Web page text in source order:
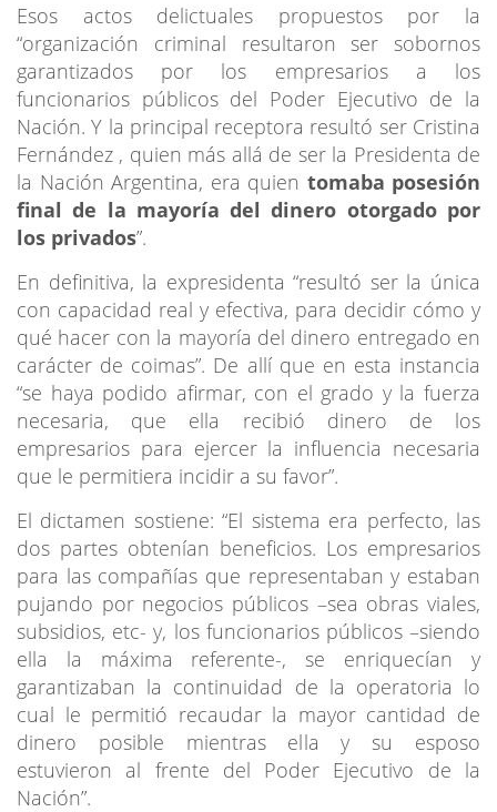
Esos actos delictuales propuestos por la
“organización criminal resultaron ser sobornos
garantizados por los empresarios a los
funcionarios públicos del Poder Ejecutivo de la
Nación. Y la principal receptora resultó ser Cristina
Fernández , quien más allá de ser la Presidenta de
la Nación Argentina, era quien tomaba posesión
final de la mayoría del dinero otorgado por
los privados”.
En definitiva, la expresidenta “resultó ser la única
con capacidad real y efectiva, para decidir cómo y
qué hacer con la mayoría del dinero entregado en
carácter de coimas”. De allí que en esta instancia
“se haya podido afirmar, con el grado y la fuerza
necesaria, que ella recibió dinero de los
empresarios para ejercer la influencia necesaria
que le permitiera incidir a su favor”.
El dictamen sostiene: “El sistema era perfecto, las
dos partes obtenían beneficios. Los empresarios
para las compañías que representaban y estaban
pujando por negocios públicos –sea obras viales,
subsidios, etc- y, los funcionarios públicos –siendo
ella la máxima referente-, se enriquecían y
garantizaban la continuidad de la operatoria lo
cual le permitió recaudar la mayor cantidad de
dinero posible mientras ella y su esposo
estuvieron al frente del Poder Ejecutivo de la
Nación”.